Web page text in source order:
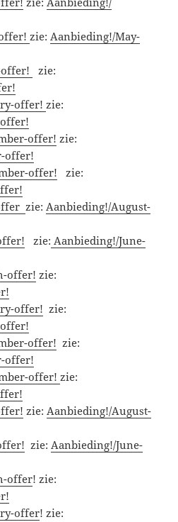
zie:Aanbieding!/May-
zie:
offer!zie:
offer! zie:
offer!
offer! zie:
zie:Aanbieding!/August-
zie: Aanbieding!/June-
offer! zie:
offer! zie:
offer! zie:
offer!
offer!zie:
zie:Aanbieding!/August-
zie:Aanbieding!/June-
offer! zie:
offer! zie: